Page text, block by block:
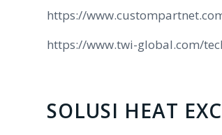
https://
https://www.twi-global.com/
SOLUSI HEAT